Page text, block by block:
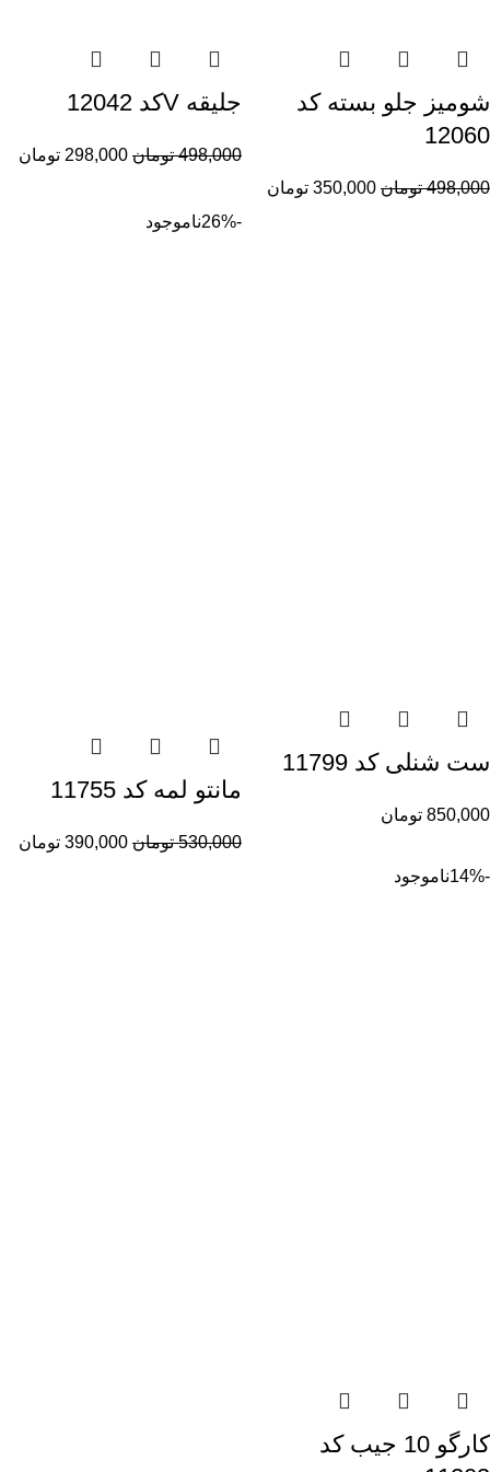
شومیز جلو بسته کد
12060
498,000 تومان 350,000 تومان
جلیقه Vکد 12042
498,000 تومان 298,000 تومان
ست شنلی کد 11799
850,000 تومان
-26% ناموجود
مانتو لمه کد 11755
530,000 تومان 390,000 تومان
-14%
ناموجود
کارگو 10 جیب کد